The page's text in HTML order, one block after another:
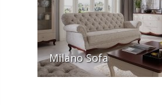
Milano Sofa